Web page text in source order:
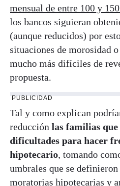
mensual de entre 100 y
los bancos siguieran
(aunque reducidos) por
situaciones de morosidad
mucho más difíciles de
propuesta.
PUBLICIDAD
Tal y como explican
reducción las familias que
dificultades para hacer
hipotecario, tomando
umbrales que se definieron
moratorias hipotecarias y